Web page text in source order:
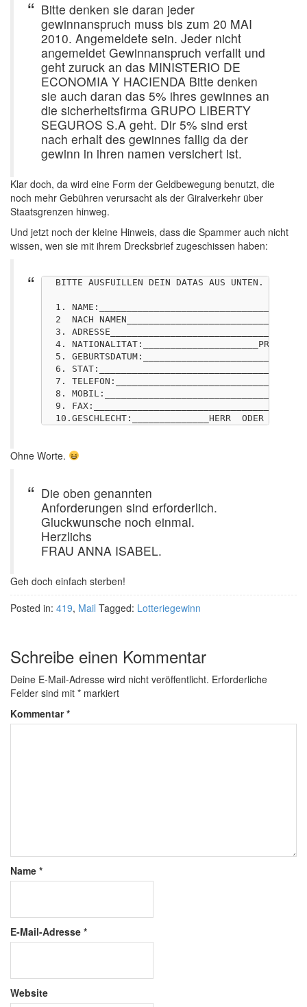
Bitte denken sie daran jeder
gewinnanspruch muss bis zum 20 MAI
2010. Angemeldete sein. Jeder nicht
angemeldet Gewinnanspruch verfallt und
geht zuruck an das MINISTERIO DE
ECONOMIA Y HACIENDA Bitte denken
sie auch daran das 5% ihres gewinnes an
die sicherheitsfirma GRUPO LIBERTY
SEGUROS S.A geht. Dir 5% sind erst
nach erhalt des gewinnes fallig da der
gewinn in ihren namen versichert ist.
Klar doch, da wird eine Form der Geldbewegung benutzt, die
noch mehr Gebühren verursacht als der Giralverkehr über
Staatsgrenzen hinweg.
Und jetzt noch der kleine Hinweis, dass die Spammer auch nicht
wissen, wen sie mit ihrem Drecksbrief zugeschissen haben:
BITTE AUSFUILLEN DEIN DATAS AUS UNTEN.
1.
2  NACH
3.
4.
5.
6.
7.
8.
9.
10.GESCHLECHT:______________HERR  ODER
Ohne Worte.
Die oben genannten
Anforderungen sind erforderlich.
Gluckwunsche noch einmal.
Herzlichs
FRAU ANNA ISABEL.
Geh doch einfach sterben!
Posted in: 419, Mail Tagged: Lotteriegewinn
Schreibe einen Kommentar
Deine E-Mail-Adresse wird nicht veröffentlicht. Erforderliche
Felder sind mit * markiert
Kommentar*
Name *
E-Mail-Adresse *
Website